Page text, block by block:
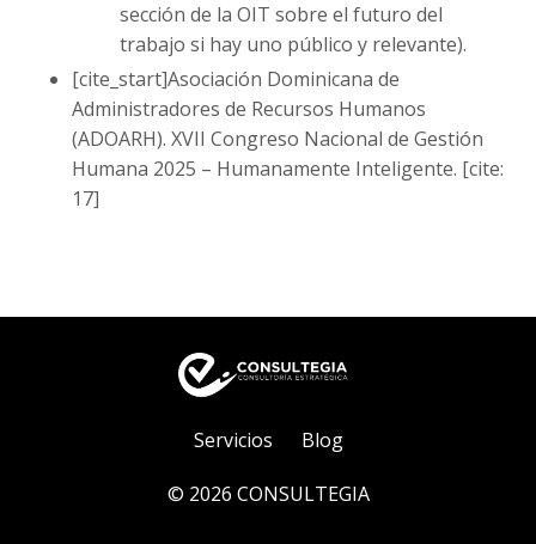
sección de la OIT sobre el futuro del
trabajo si hay uno público y relevante).
[cite_start]Asociación Dominicana de
Administradores de Recursos Humanos
(ADOARH). XVII Congreso Nacional de Gestión
Humana 2025 – Humanamente Inteligente. [cite:
17]
Servicios Blog
© 2026 CONSULTEGIA